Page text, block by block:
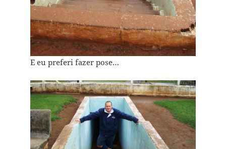
E eu preferi fazer pose…